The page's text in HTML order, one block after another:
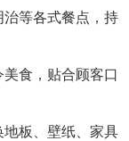
等各式餐点，持
食，贴合顾客口
板、壁纸、家具